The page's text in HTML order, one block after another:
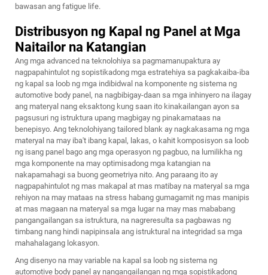
bawasan ang fatigue life.
Distribusyon ng Kapal ng Panel at Mga
Naitailor na Katangian
Ang mga advanced na teknolohiya sa pagmamanupaktura ay
nagpapahintulot ng sopistikadong mga estratehiya sa pagkakaiba-iba
ng kapal sa loob ng mga indibidwal na komponente ng sistema ng
automotive body panel, na nagbibigay-daan sa mga inhinyero na ilagay
ang materyal nang eksaktong kung saan ito kinakailangan ayon sa
pagsusuri ng istruktura upang magbigay ng pinakamataas na
benepisyo. Ang teknolohiyang tailored blank ay nagkakasama ng mga
materyal na may iba't ibang kapal, lakas, o kahit komposisyon sa loob
ng isang panel bago ang mga operasyon ng pagbuo, na lumilikha ng
mga komponente na may optimisadong mga katangian na
nakapamahagi sa buong geometriya nito. Ang paraang ito ay
nagpapahintulot ng mas makapal at mas matibay na materyal sa mga
rehiyon na may mataas na stress habang gumagamit ng mas manipis
at mas magaan na materyal sa mga lugar na may mas mababang
pangangailangan sa istruktura, na nagreresulta sa pagbawas ng
timbang nang hindi napipinsala ang istruktural na integridad sa mga
mahahalagang lokasyon.
Ang disenyo na may variable na kapal sa loob ng sistema ng
automotive body panel ay nangangailangan ng mga sopistikadong